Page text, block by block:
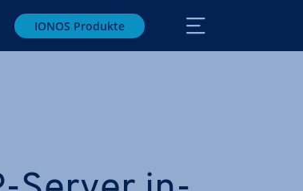
IONOS Produkte